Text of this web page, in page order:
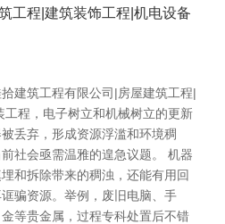
工程|建筑装饰工程|机电设备
建筑工程有限公司|房屋建筑工程|
程，电子树立和机械树立的更新
丢弃，形成资源浮滥和环境稠
社会亟需温雅的遑急议题。 机器
和拆除带来的稠浊，还能有用回
骗资源。举例，废旧电脑、手
等贵金属，过程专科处置后不错